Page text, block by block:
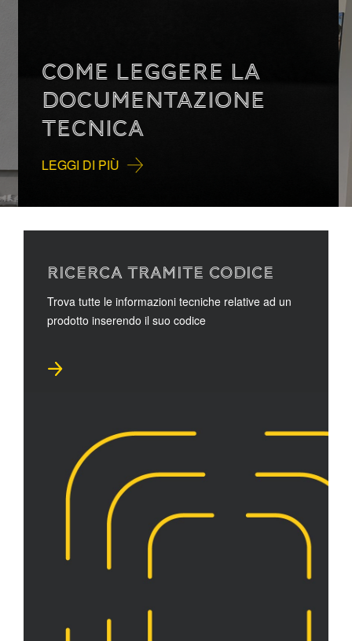
COME LEGGERE LA
DOCUMENTAZIONE
TECNICA
LEGGI DI PIÙ
RICERCA TRAMITE CODICE
Trova tutte le informazioni tecniche relative ad un
prodotto inserendo il suo codice